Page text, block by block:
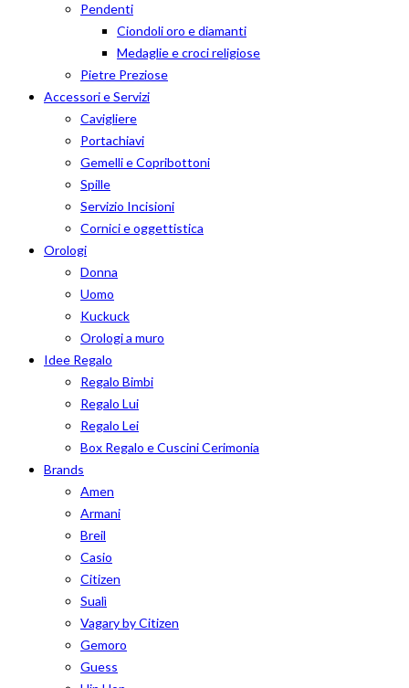
Pendenti
Ciondoli oro e diamanti
Medaglie e croci religiose
Pietre Preziose
Accessori e Servizi
Cavigliere
Portachiavi
Gemelli e Copribottoni
Spille
Servizio Incisioni
Cornici e oggettistica
Orologi
Donna
Uomo
Kuckuck
Orologi a muro
Idee Regalo
Regalo Bimbi
Regalo Lui
Regalo Lei
Box Regalo e Cuscini Cerimonia
Brands
Amen
Armani
Breil
Casio
Citizen
Sualì
Vagary by Citizen
Gemoro
Guess